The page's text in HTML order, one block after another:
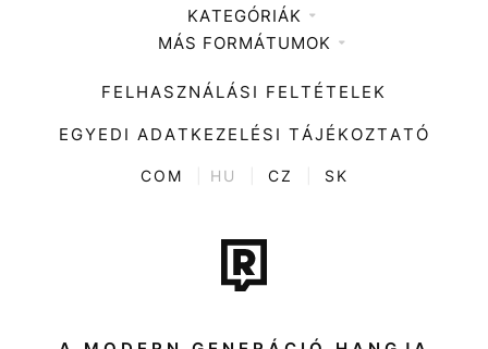
Médiaajánlat
KATEGÓRIÁK
Zene
Divat
Kultúra
ENTR
Tech-Tudomány
Sport
Társadalom
MÁS FORMÁTUMOK
FELHASZNÁLÁSI FELTÉTELEK
EGYEDI ADATKEZELÉSI TÁJÉKOZTATÓ
COM HU CZ SK